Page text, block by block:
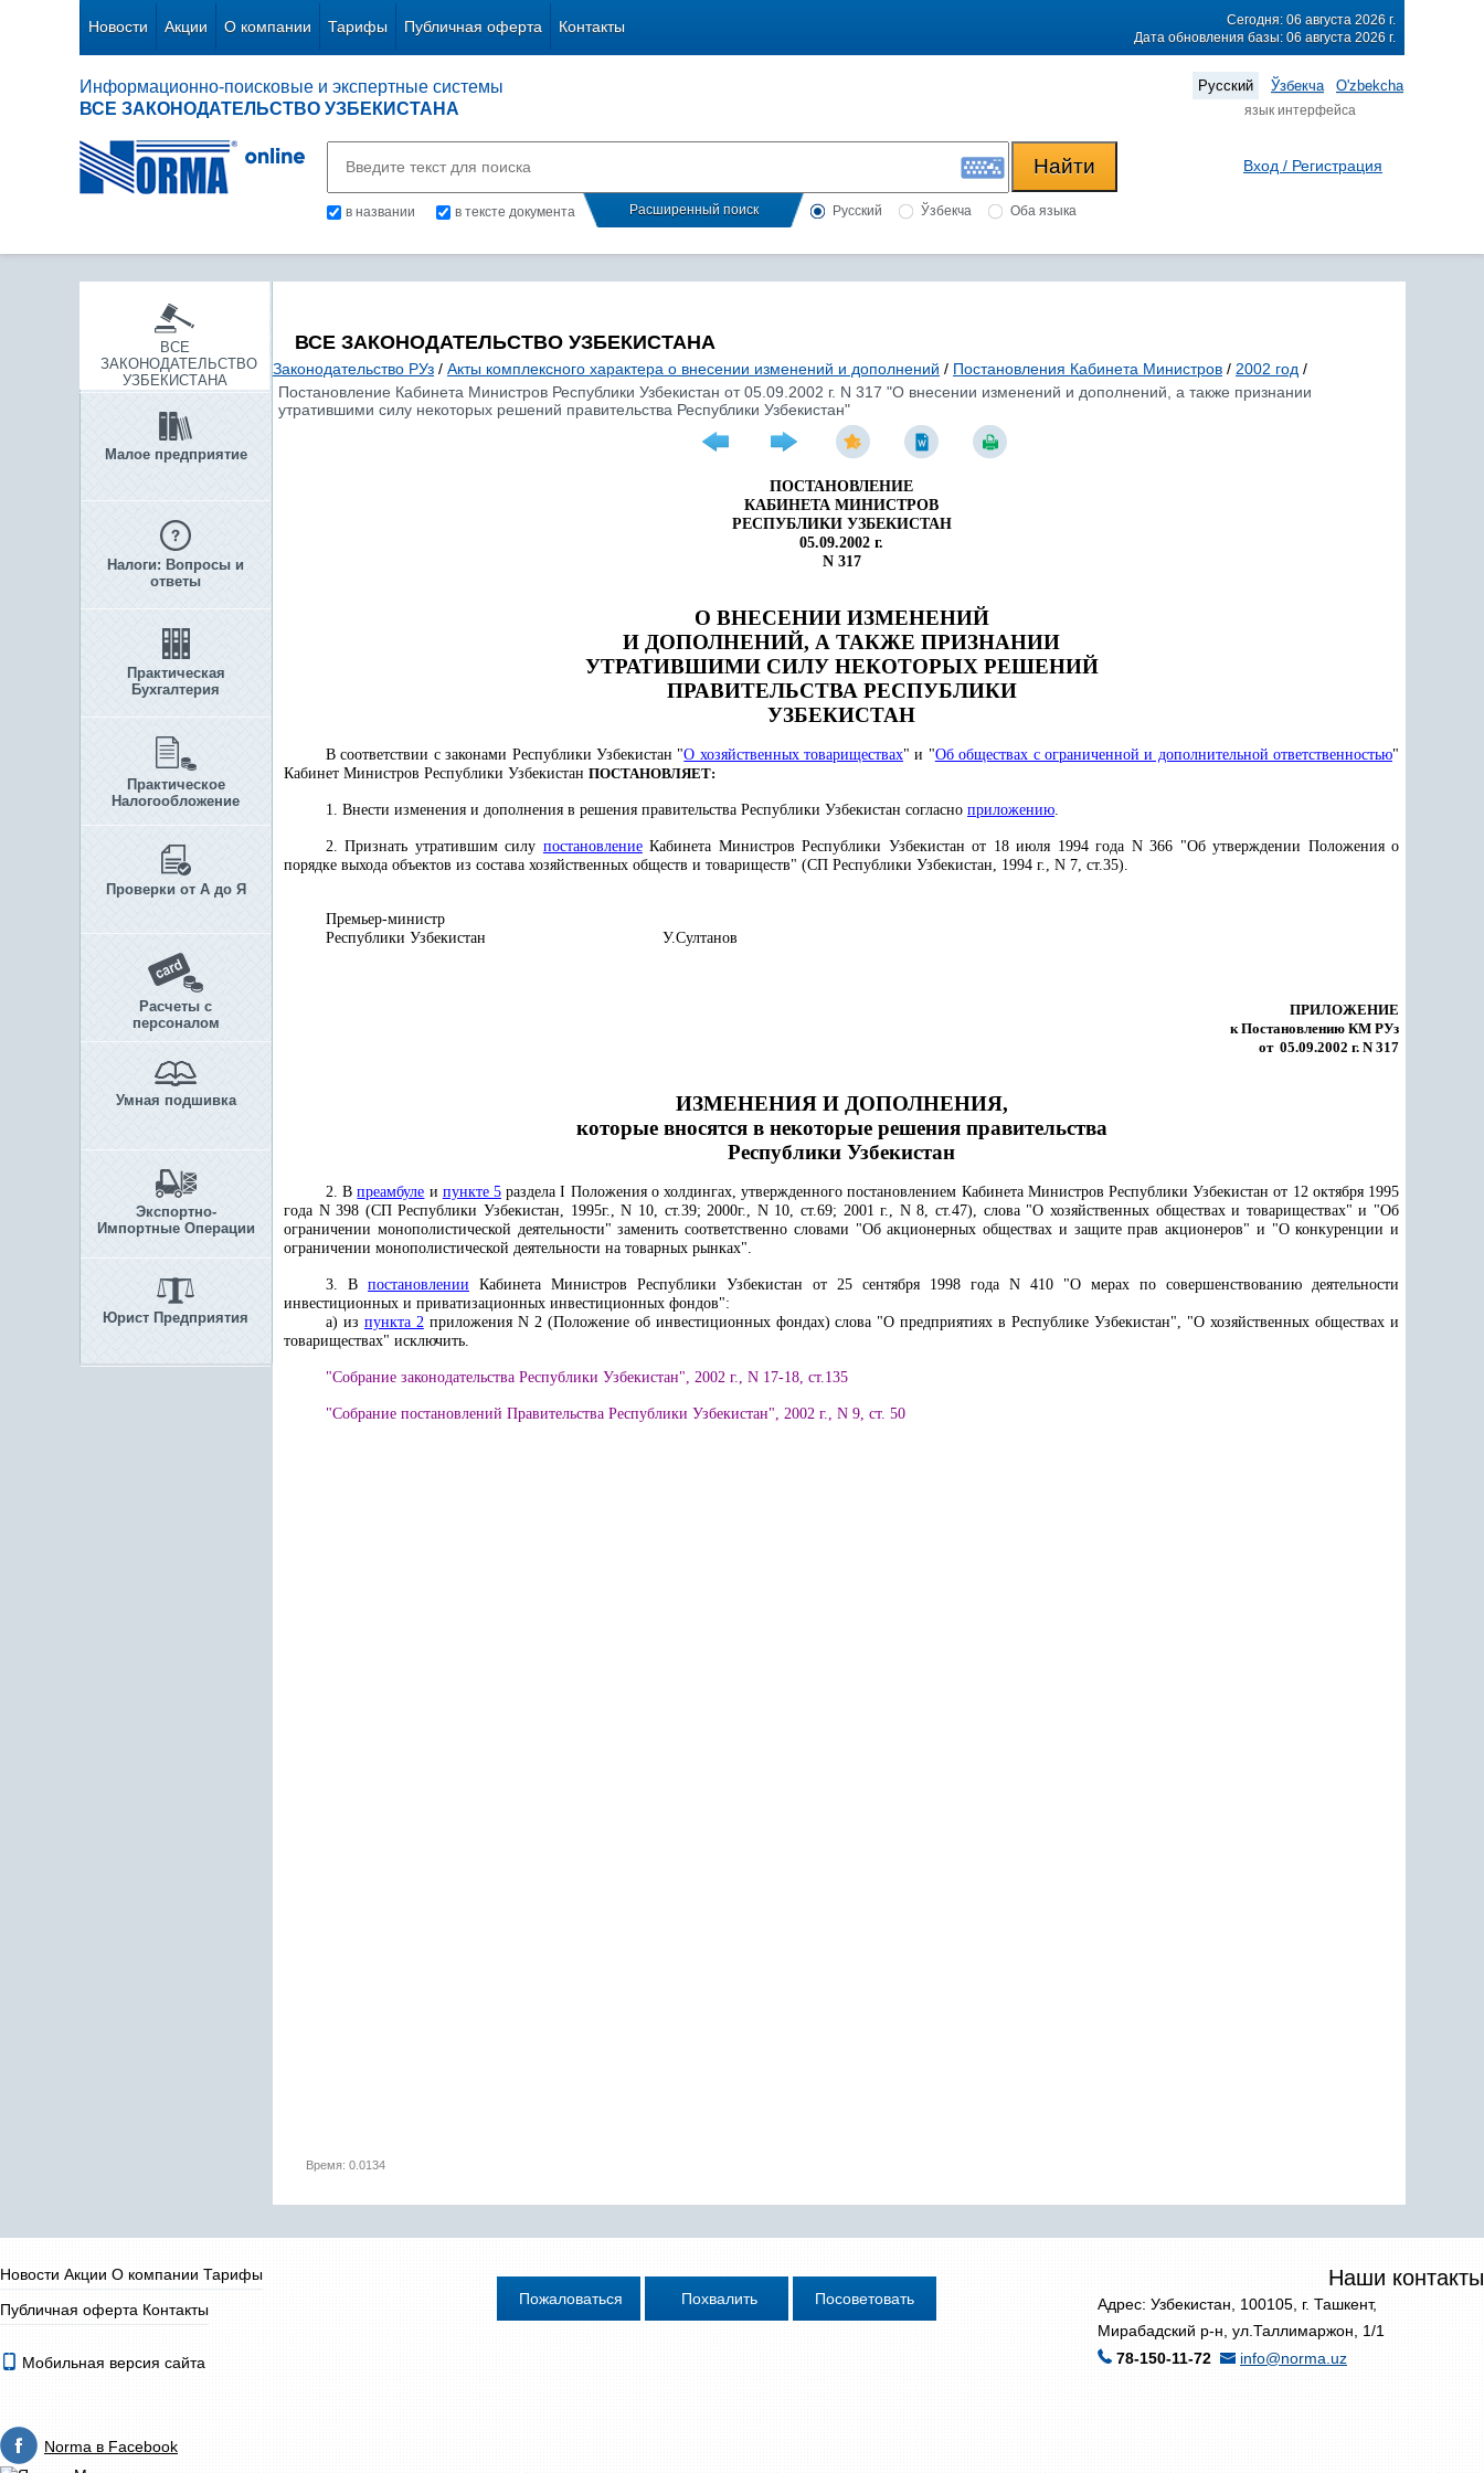
Новости Акции О компании Тарифы Публичная оферта Контакты
Сегодня: 06 августа 2026 г.
Дата обновления базы: 06 августа 2026 г.
Информационно-поисковые и экспертные системы
ВСЕ ЗАКОНОДАТЕЛЬСТВО УЗБЕКИСТАНА
Русский Ўзбекча O'zbekcha
язык интерфейса
в названии в тексте документа Расширенный поиск Русский Ўзбекча Оба языка
Вход / Регистрация
ВСЕ
ЗАКОНОДАТЕЛЬСТВО
УЗБЕКИСТАНА
Малое предприятие
Налоги: Вопросы и
ответы
Практическая
Бухгалтерия
Практическое
Налогообложение
Проверки от А до Я
Расчеты с
персоналом
Умная подшивка
Экспортно-
Импортные Операции
Юрист Предприятия
ВСЕ ЗАКОНОДАТЕЛЬСТВО УЗБЕКИСТАНА
Законодательство РУз / Акты комплексного характера о внесении изменений и дополнений / Постановления Кабинета Министров / 2002 год /
Постановление Кабинета Министров Республики Узбекистан от 05.09.2002 г. N 317 "О внесении изменений и дополнений, а также признании
утратившими силу некоторых решений правительства Республики Узбекистан"
ПОСТАНОВЛЕНИЕ
КАБИНЕТА МИНИСТРОВ
РЕСПУБЛИКИ УЗБЕКИСТАН
05.09.2002 г.
N 317
О ВНЕСЕНИИ ИЗМЕНЕНИЙ
И ДОПОЛНЕНИЙ, А ТАКЖЕ ПРИЗНАНИИ
УТРАТИВШИМИ СИЛУ НЕКОТОРЫХ РЕШЕНИЙ
ПРАВИТЕЛЬСТВА РЕСПУБЛИКИ
УЗБЕКИСТАН
В соответствии с законами Республики Узбекистан "О хозяйственных товариществах" и "Об обществах с ограниченной и дополнительной ответственностью"
Кабинет Министров Республики Узбекистан ПОСТАНОВЛЯЕТ:
1. Внести изменения и дополнения в решения правительства Республики Узбекистан согласно приложению.
2. Признать утратившим силу постановлениеКабинета Министров Республики Узбекистан от 18 июля 1994 года N 366 "Об утверждении Положения о
порядке выхода объектов из состава хозяйственных обществ и товариществ" (СП Республики Узбекистан, 1994 г., N 7, ст.35).
Премьер-министр
Республики Узбекистан У.Султанов
ПРИЛОЖЕНИЕ
к Постановлению КМ РУз
от 05.09.2002 г. N 317
ИЗМЕНЕНИЯ И ДОПОЛНЕНИЯ,
которые вносятся в некоторые решения правительства
Республики Узбекистан
2. Впреамбуле и пункте 5 раздела I Положения о холдингах, утвержденного постановлением Кабинета Министров Республики Узбекистан от 12 октября 1995
года N 398 (СП Республики Узбекистан, 1995г., N 10, ст.39; 2000г., N 10, ст.69; 2001 г., N 8, ст.47), слова "О хозяйственных обществах и товариществах" и "Об
ограничении монополистической деятельности" заменить соответственно словами "Об акционерных обществах и защите прав акционеров" и "О конкуренции и
ограничении монополистической деятельности на товарных рынках".
3. В постановлении Кабинета Министров Республики Узбекистан от 25 сентября 1998 года N 410 "О мерах по совершенствованию деятельности
инвестиционных и приватизационных инвестиционных фондов":
а) из пункта 2приложения N 2 (Положение об инвестиционных фондах) слова "О предприятиях в Республике Узбекистан", "О хозяйственных обществах и
товариществах" исключить.
"Собрание законодательства Республики Узбекистан", 2002 г., N 17-18, ст.135
"Собрание постановлений Правительства Республики Узбекистан", 2002 г., N 9, ст. 50
Время: 0.0134
Новости Акции О компании Тарифы
Публичная оферта Контакты
Наши контакты
Адрес: Узбекистан, 100105, г. Ташкент,
Мирабадский р-н, ул.Таллимаржон, 1/1
78-150-11-72
info@norma.uz
Мобильная версия сайта
Norma в Facebook